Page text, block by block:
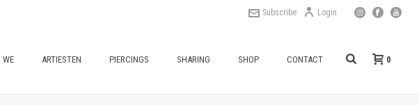
Login
Subscribe
WE ARTIESTEN PIERCINGS SHARING SHOP CONTACT 0